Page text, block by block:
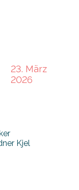
23. März
2026